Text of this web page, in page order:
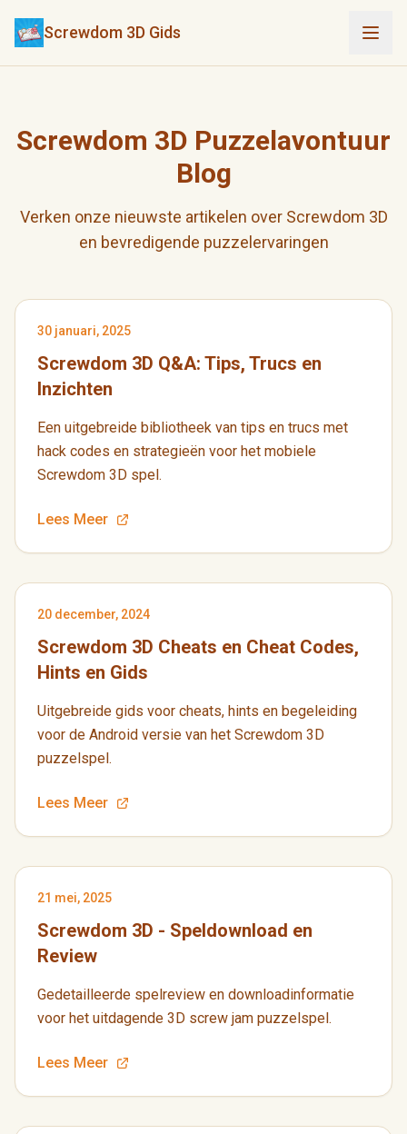
Screwdom 3D Gids
Screwdom 3D Puzzelavontuur
Blog
Verken onze nieuwste artikelen over Screwdom 3D
en bevredigende puzzelervaringen
30 januari, 2025
Screwdom 3D Q&A: Tips, Trucs en
Inzichten
Een uitgebreide bibliotheek van tips en trucs met
hack codes en strategieën voor het mobiele
Screwdom 3D spel.
Lees Meer
20 december, 2024
Screwdom 3D Cheats en Cheat Codes,
Hints en Gids
Uitgebreide gids voor cheats, hints en begeleiding
voor de Android versie van het Screwdom 3D
puzzelspel.
Lees Meer
21 mei, 2025
Screwdom 3D - Speldownload en
Review
Gedetailleerde spelreview en downloadinformatie
voor het uitdagende 3D screw jam puzzelspel.
Lees Meer